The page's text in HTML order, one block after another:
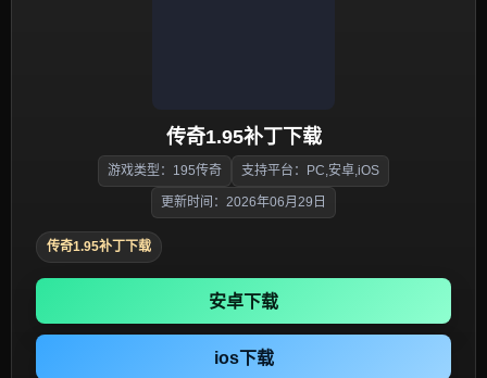
传奇1.95补丁下载
游戏类型：195传奇 支持平台：PC,安卓,iOS
更新时间：2026年06月29日
传奇1.95补丁下载
安卓下载
ios下载